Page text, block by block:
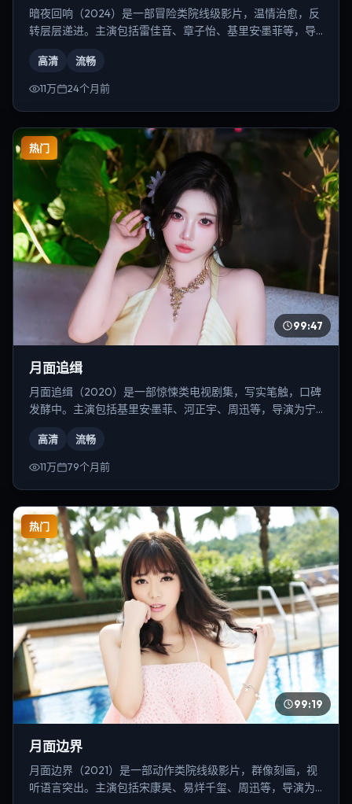
暗夜回响（2024）是一部冒险类院线级影片，温情治愈，反
转层层递进。主演包括雷佳音、章子怡、基里安·墨菲等，导
高清 流畅
11万 24个月前
热门
99:47
月面追缉
月面追缉（2020）是一部惊悚类电视剧集，写实笔触，口碑
发酵中。主演包括基里安·墨菲、河正宇、周迅等，导演为宁
高清 流畅
11万 79个月前
热门
99:19
月面边界
月面边界（2021）是一部动作类院线级影片，群像刻画，视
听语言突出。主演包括宋康昊、易烊千玺、周迅等，导演为